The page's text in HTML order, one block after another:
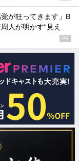
が狂ってきます」B
人が明かす“見え
PR